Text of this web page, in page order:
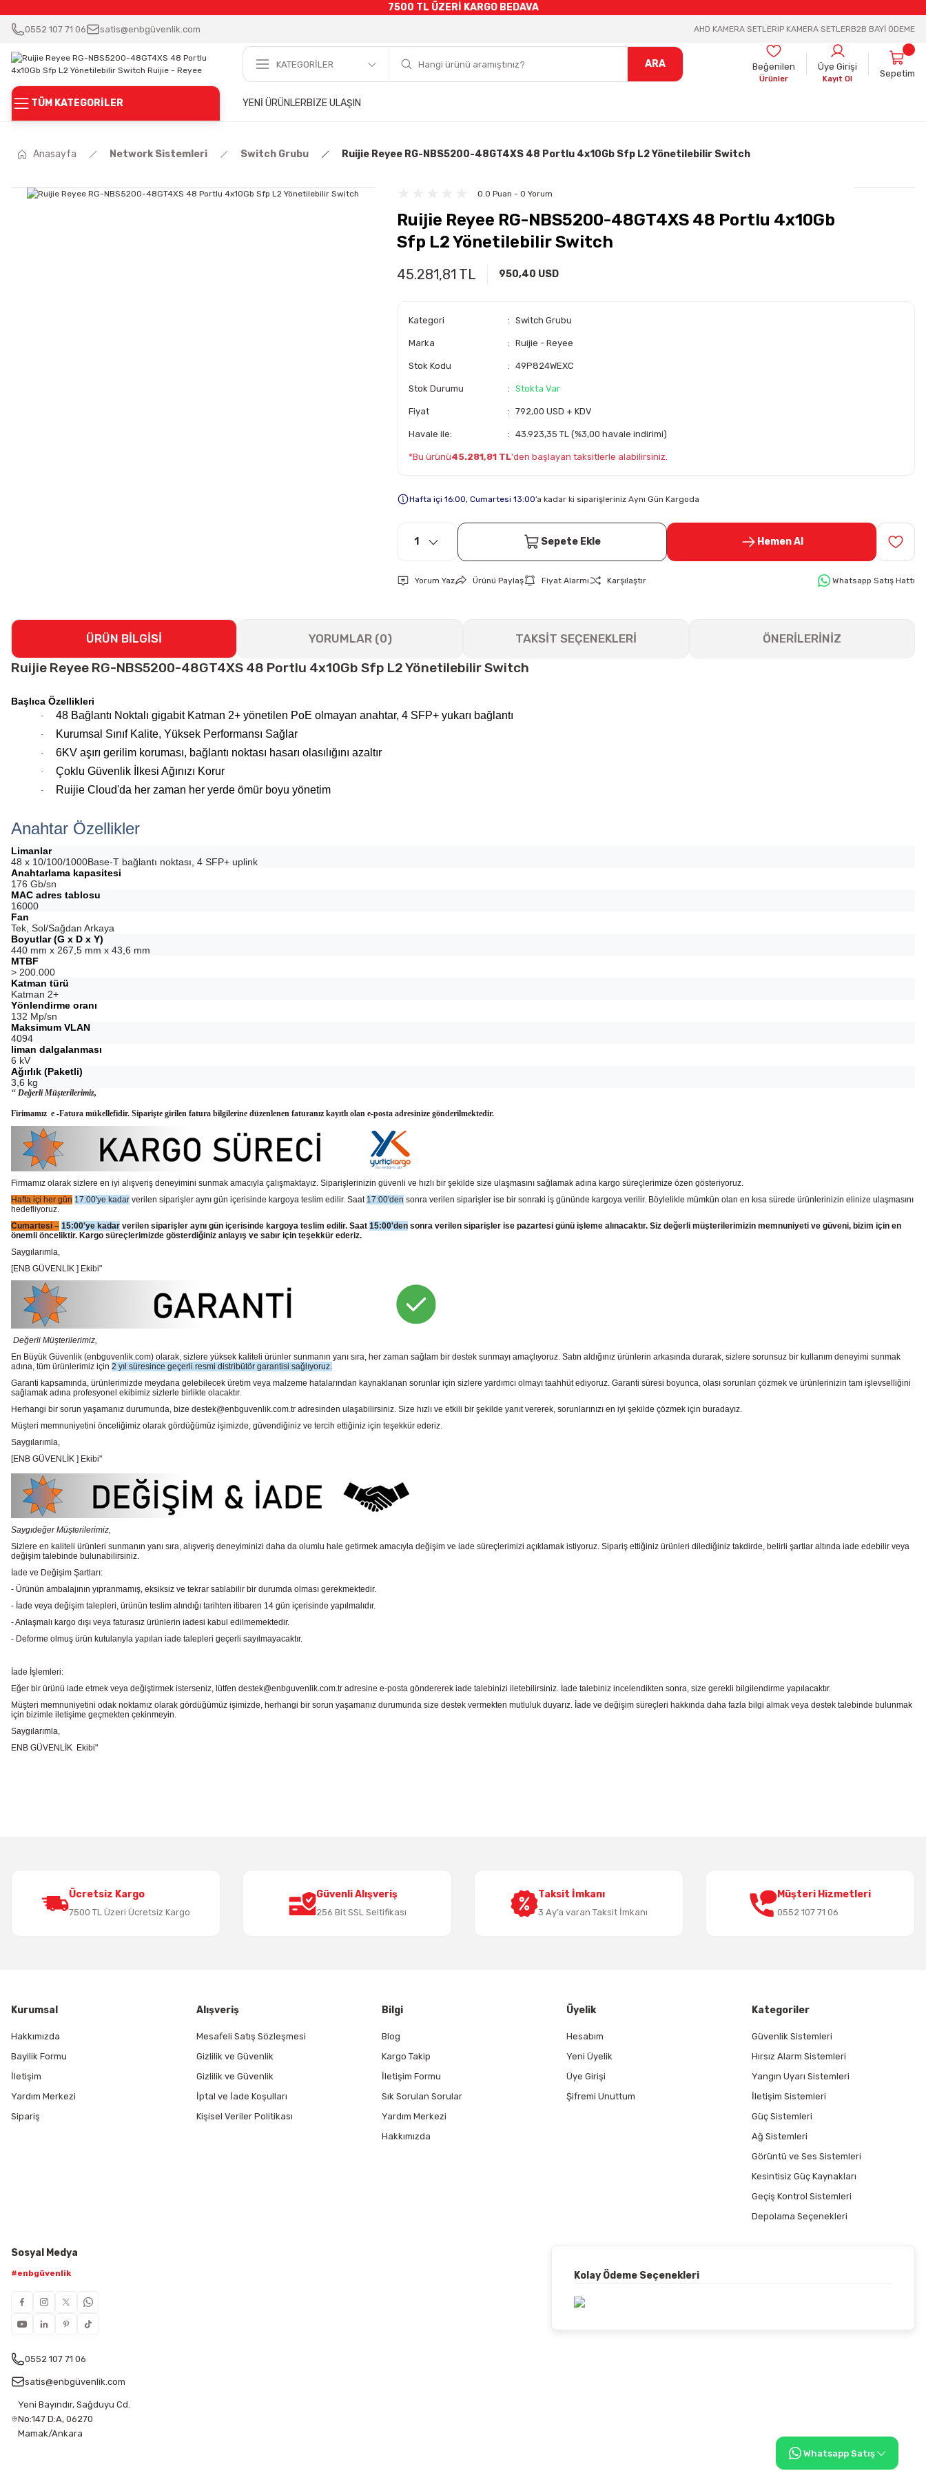
7500 TL ÜZERİ KARGO BEDAVA
0552 107 71 06 satis@enbgüvenlik.com AHD KAMERA SETLERIP KAMERA SETLERB2B BAYİ ÖDEME
ARA Beğenilen
Ürünler
Üye Girişi
Kayıt Ol
Sepetim
TÜM KATEGORİLER YENİ ÜRÜNLERBİZE ULAŞIN
Anasayfa Network Sistemleri Switch Grubu Ruijie Reyee RG-NBS5200-48GT4XS 48 Portlu 4x10Gb Sfp L2 Yönetilebilir Switch
0.0 Puan - 0 Yorum
Ruijie Reyee RG-NBS5200-48GT4XS 48 Portlu 4x10Gb
Sfp L2 Yönetilebilir Switch
45.281,81 TL 950,40 USD
Kategori Switch Grubu
Marka Ruijie - Reyee
Stok Kodu 49P824WEXC
Stok Durumu Stokta Var
Fiyat 792,00 USD + KDV
Havale ile: 43.923,35 TL (%3,00 havale indirimi)
*Bu ürünü45.281,81 TL'den başlayan taksitlerle alabilirsiniz.
Hafta içi 16:00, Cumartesi 13:00’a kadar ki siparişleriniz Aynı Gün Kargoda
Sepete Ekle Hemen Al
Yorum Yaz Ürünü Paylaş Fiyat Alarmı Karşılaştır Whatsapp Satış Hattı
ÜRÜN BİLGİSİ YORUMLAR (0) TAKSİT SEÇENEKLERİ ÖNERİLERİNİZ
Ruijie Reyee RG-NBS5200-48GT4XS 48 Portlu 4x10Gb Sfp L2 Yönetilebilir Switch
Başlıca Özellikleri
· 48 Bağlantı Noktalı gigabit Katman 2+ yönetilen PoE olmayan anahtar, 4 SFP+ yukarı bağlantı
· Kurumsal Sınıf Kalite, Yüksek Performansı Sağlar
· 6KV aşırı gerilim koruması, bağlantı noktası hasarı olasılığını azaltır
· Çoklu Güvenlik İlkesi Ağınızı Korur
· Ruijie Cloud'da her zaman her yerde ömür boyu yönetim
Anahtar Özellikler
Limanlar
48 x 10/100/1000Base-T bağlantı noktası, 4 SFP+ uplink
Anahtarlama kapasitesi
176 Gb/sn
MAC adres tablosu
16000
Fan
Tek, Sol/Sağdan Arkaya
Boyutlar (G x D x Y)
440 mm x 267,5 mm x 43,6 mm
MTBF
> 200.000
Katman türü
Katman 2+
Yönlendirme oranı
132 Mp/sn
Maksimum VLAN
4094
liman dalgalanması
6 kV
Ağırlık (Paketli)
3,6 kg
‘‘ Değerli Müşterilerimiz,
Firimamız e -Fatura mükellefidir. Siparişte girilen fatura bilgilerine düzenlenen faturanız kayıtlı olan e-posta adresinize gönderilmektedir.
Firmamız olarak sizlere en iyi alışveriş deneyimini sunmak amacıyla çalışmaktayız. Siparişlerinizin güvenli ve hızlı bir şekilde size ulaşmasını sağlamak adına kargo süreçlerimize özen gösteriyoruz.
Hafta içi her gün 17:00'ye kadar verilen siparişler aynı gün içerisinde kargoya teslim edilir. Saat 17:00'den sonra verilen siparişler ise bir sonraki iş gününde kargoya verilir. Böylelikle mümkün olan en kısa sürede ürünlerinizin elinize ulaşmasını
hedefliyoruz.
Cumartesi – 15:00'ye kadar verilen siparişler aynı gün içerisinde kargoya teslim edilir. Saat 15:00'den sonra verilen siparişler ise pazartesi günü işleme alınacaktır. Siz değerli müşterilerimizin memnuniyeti ve güveni, bizim için en
önemli önceliktir. Kargo süreçlerimizde gösterdiğiniz anlayış ve sabır için teşekkür ederiz.
Saygılarımla,
[ENB GÜVENLİK ] Ekibi"
Değerli Müşterilerimiz,
En Büyük Güvenlik (enbguvenlik.com) olarak, sizlere yüksek kaliteli ürünler sunmanın yanı sıra, her zaman sağlam bir destek sunmayı amaçlıyoruz. Satın aldığınız ürünlerin arkasında durarak, sizlere sorunsuz bir kullanım deneyimi sunmak
adına, tüm ürünlerimiz için 2 yıl süresince geçerli resmi distribütör garantisi sağlıyoruz.
Garanti kapsamında, ürünlerimizde meydana gelebilecek üretim veya malzeme hatalarından kaynaklanan sorunlar için sizlere yardımcı olmayı taahhüt ediyoruz. Garanti süresi boyunca, olası sorunları çözmek ve ürünlerinizin tam işlevselliğini
sağlamak adına profesyonel ekibimiz sizlerle birlikte olacaktır.
Herhangi bir sorun yaşamanız durumunda, bize destek@enbguvenlik.com.tr adresinden ulaşabilirsiniz. Size hızlı ve etkili bir şekilde yanıt vererek, sorunlarınızı en iyi şekilde çözmek için buradayız.
Müşteri memnuniyetini önceliğimiz olarak gördüğümüz işimizde, güvendiğiniz ve tercih ettiğiniz için teşekkür ederiz.
Saygılarımla,
[ENB GÜVENLİK ] Ekibi"
Saygıdeğer Müşterilerimiz,
Sizlere en kaliteli ürünleri sunmanın yanı sıra, alışveriş deneyiminizi daha da olumlu hale getirmek amacıyla değişim ve iade süreçlerimizi açıklamak istiyoruz. Sipariş ettiğiniz ürünleri dilediğiniz takdirde, belirli şartlar altında iade edebilir veya
değişim talebinde bulunabilirsiniz.
İade ve Değişim Şartları:
- Ürünün ambalajının yıpranmamış, eksiksiz ve tekrar satılabilir bir durumda olması gerekmektedir.
- İade veya değişim talepleri, ürünün teslim alındığı tarihten itibaren 14 gün içerisinde yapılmalıdır.
- Anlaşmalı kargo dışı veya faturasız ürünlerin iadesi kabul edilmemektedir.
- Deforme olmuş ürün kutularıyla yapılan iade talepleri geçerli sayılmayacaktır.
İade İşlemleri:
Eğer bir ürünü iade etmek veya değiştirmek isterseniz, lütfen destek@enbguvenlik.com.tr adresine e-posta göndererek iade talebinizi iletebilirsiniz. İade talebiniz incelendikten sonra, size gerekli bilgilendirme yapılacaktır.
Müşteri memnuniyetini odak noktamız olarak gördüğümüz işimizde, herhangi bir sorun yaşamanız durumunda size destek vermekten mutluluk duyarız. İade ve değişim süreçleri hakkında daha fazla bilgi almak veya destek talebinde bulunmak
için bizimle iletişime geçmekten çekinmeyin.
Saygılarımla,
ENB GÜVENLİK Ekibi"
Bu ürüne benzer farklı alternatifler olmalı.
Ücretsiz Kargo
7500 TL Üzeri Ücretsiz Kargo
Güvenli Alışveriş
256 Bit SSL Seltifikası
Taksit İmkanı
3 Ay’a varan Taksit İmkanı
Müşteri Hizmetleri
0552 107 71 06
Kurumsal
Hakkımızda
Bayilik Formu
İletişim
Yardım Merkezi
Sipariş
Alışveriş
Mesafeli Satış Sözleşmesi
Gizlilik ve Güvenlik
Gizlilik ve Güvenlik
İptal ve İade Koşulları
Kişisel Veriler Politikası
Bilgi
Blog
Kargo Takip
İletişim Formu
Sık Sorulan Sorular
Yardım Merkezi
Hakkımızda
Üyelik
Hesabım
Yeni Üyelik
Üye Girişi
Şifremi Unuttum
Kategoriler
Güvenlik Sistemleri
Hırsız Alarm Sistemleri
Yangın Uyarı Sistemleri
İletişim Sistemleri
Güç Sistemleri
Ağ Sistemleri
Görüntü ve Ses Sistemleri
Kesintisiz Güç Kaynakları
Geçiş Kontrol Sistemleri
Depolama Seçenekleri
Sosyal Medya
#enbgüvenlik
0552 107 71 06
satis@enbgüvenlik.com
Yeni Bayındır, Sağduyu Cd.
No:147 D:A, 06270
Mamak/Ankara
Kolay Ödeme Seçenekleri
Whatsapp Satış